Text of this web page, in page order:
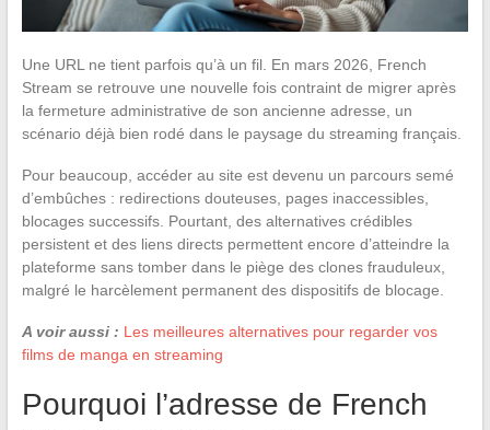
Une URL ne tient parfois qu’à un fil. En mars 2026, French
Stream se retrouve une nouvelle fois contraint de migrer après
la fermeture administrative de son ancienne adresse, un
scénario déjà bien rodé dans le paysage du streaming français.
Pour beaucoup, accéder au site est devenu un parcours semé
d’embûches : redirections douteuses, pages inaccessibles,
blocages successifs. Pourtant, des alternatives crédibles
persistent et des liens directs permettent encore d’atteindre la
plateforme sans tomber dans le piège des clones frauduleux,
malgré le harcèlement permanent des dispositifs de blocage.
A voir aussi : Les meilleures alternatives pour regarder vos
films de manga en streaming
Pourquoi l’adresse de French